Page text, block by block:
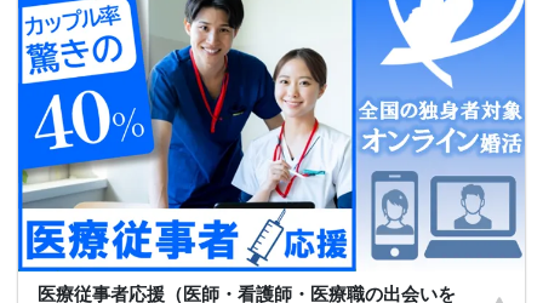
医療従事者応援（医師・看護師・医療職の出会いを